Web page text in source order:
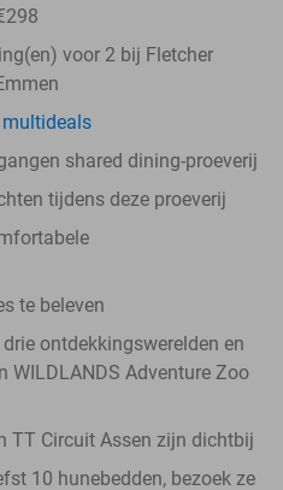
voor 2 bij Fletcher
shared dining-proeverij
tijdens deze proeverij
te beleven
ontdekkingswerelden en
WILDLANDS Adventure Zoo
TT Circuit Assen zijn dichtbij
10 hunebedden, bezoek ze